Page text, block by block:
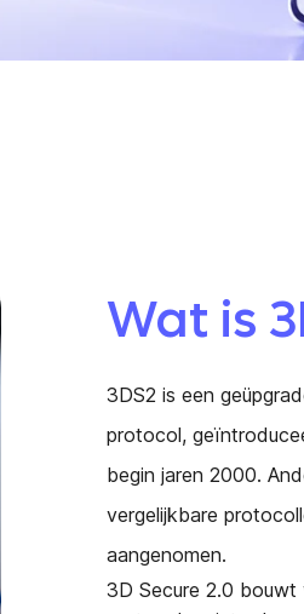
Wat is
3DS2 is een
protocol,
begin jaren 2000.
vergelijkbare
aangenomen.
3D Secure 2.0